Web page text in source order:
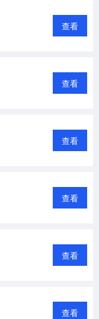
查看
查看
查看
查看
查看
查看